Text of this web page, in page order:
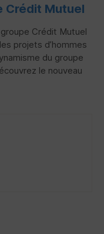
Crédit Mutuel
Crédit Mutuel
projets d’hommes
du groupe
le nouveau